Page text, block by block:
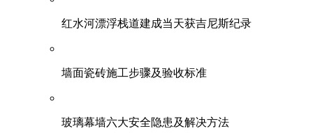
红水河漂浮栈道建成当天获吉尼斯纪录
墙面瓷砖施工步骤及验收标准
玻璃幕墙六大安全隐患及解决方法